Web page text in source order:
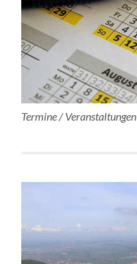
Termine / Veranstaltungen